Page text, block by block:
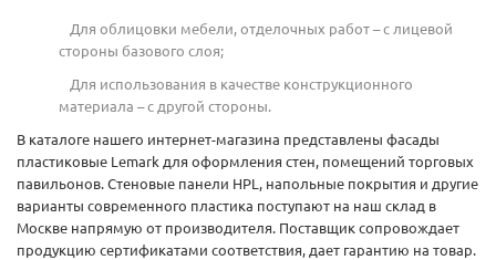
Для облицовки мебели, отделочных работ – с лицевой
стороны базового слоя;
Для использования в качестве конструкционного
материала – с другой стороны.
В каталоге нашего интернет-магазина представлены фасады
пластиковые Lemark для оформления стен, помещений торговых
павильонов. Стеновые панели HPL, напольные покрытия и другие
варианты современного пластика поступают на наш склад в
Москве напрямую от производителя. Поставщик сопровождает
продукцию сертификатами соответствия, дает гарантию на товар.